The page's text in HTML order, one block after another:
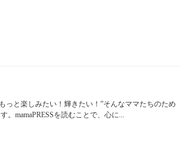
っと楽しみたい！輝きたい！”そんなママたちのため
mamaPRESSを読むことで、心に...